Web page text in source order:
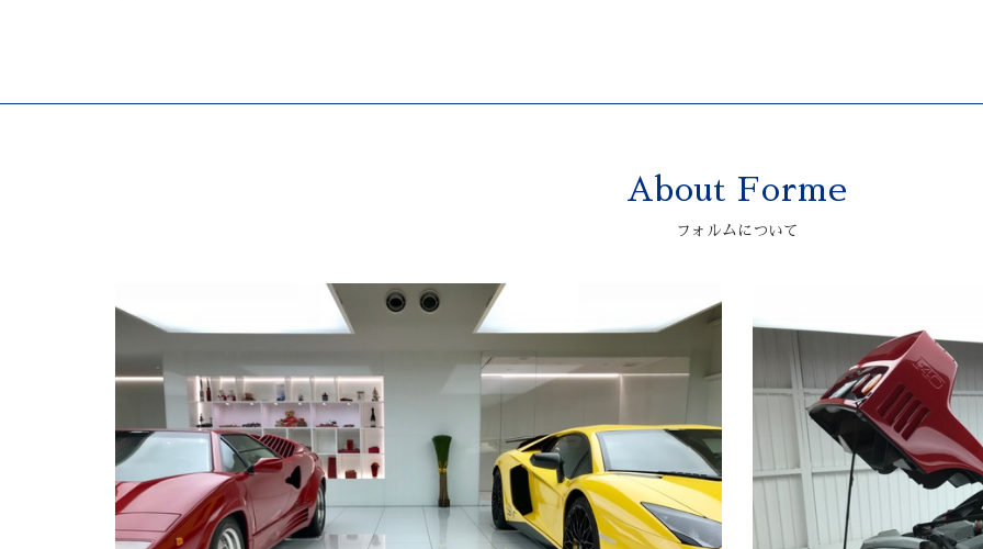
About Forme
フォルムについて